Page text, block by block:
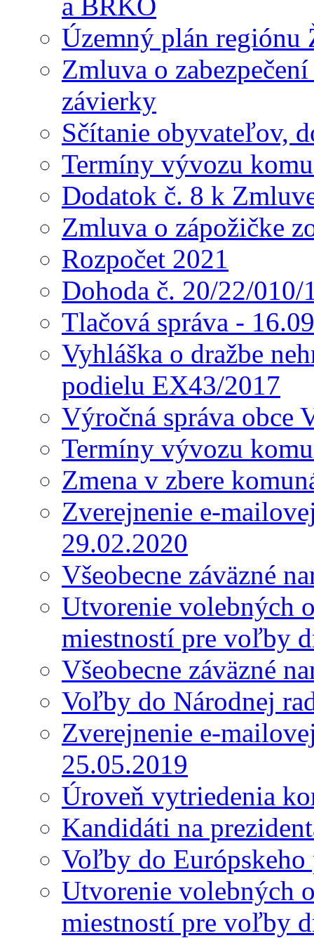
Územný plán regiónu
Zmluva o
závierky
Sčítanie obyvateľov,
Termíny vývozu
Dodatok č. 8 k
Zmluva o zápožičke
Rozpočet 2021
Dohoda č. 20/22/
Tlačová správa -
Vyhláška o dražbe
podielu EX43/2017
Výročná správa obce
Termíny vývozu
Zmena v zbere
Zverejnenie e-
29.02.2020
Všeobecne záväzné
Utvorenie volebných
miestností pre voľby
Všeobecne záväzné
Voľby do Národnej
Zverejnenie e-
25.05.2019
Úroveň vytriedenia
Kandidáti na
Voľby do Európskeho
Utvorenie volebných
miestností pre voľby